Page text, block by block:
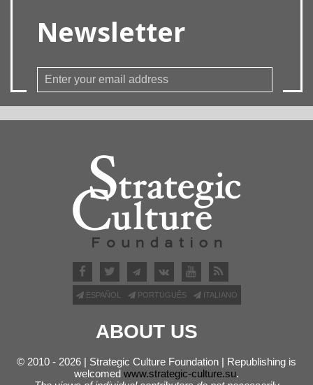
Newsletter
ESPAÑOL PORTUGUÊS ITALIANO
ABOUT US
© 2010 - 2026 | Strategic Culture Foundation | Republishing is
welcomed www.strategic-culture.su.